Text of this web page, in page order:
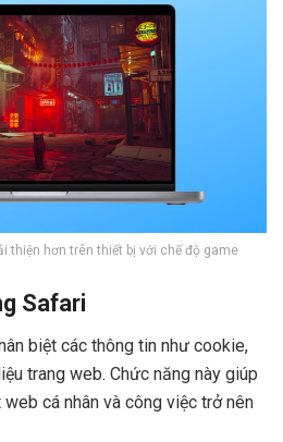
thiện hơn trên thiết bị với chế độ game
Safari
biệt các thông tin như cookie,
trang web. Chức năng này giúp
cá nhân và công việc trở nên